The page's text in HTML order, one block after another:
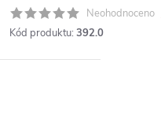
Neohodnoceno
Kód produktu: 392.0